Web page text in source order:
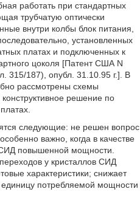
работать при стандартных
трубчатую оптически
внутри колбы блок питания,
установленных
платах и подключенных к
цоколя [Патент США N
315/187), опубл. 31.10.95 г.]. В
рассмотрены схемы
решение по
следующие: не решен вопрос
важно, когда в качестве
СИД повышенной мощности.
у кристаллов СИД
характеристики; снижает
потребляемой мощности